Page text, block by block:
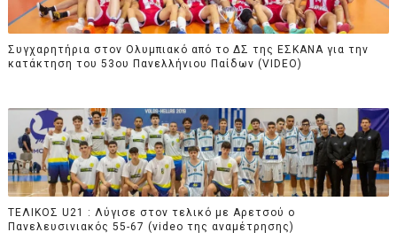
Συγχαρητήρια στον Ολυμπιακό από το ΔΣ της ΕΣΚΑΝΑ για την
κατάκτηση του 53ου Πανελλήνιου Παίδων (VIDEO)
ΤΕΛΙΚΟΣ U21 : Λύγισε στον τελικό με Αρετσού ο
Πανελευσινιακός 55-67 (video της αναμέτρησης)